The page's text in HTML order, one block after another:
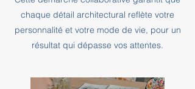
chaque détail architectural reflète votre
personnalité et votre mode de vie, pour un
résultat qui dépasse vos attentes.